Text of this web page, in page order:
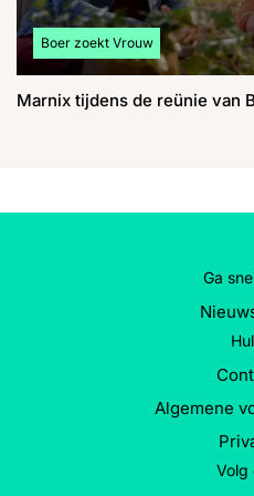
Bekijk meer artikelen over:
Boer zoekt Vrouw
Marnix tijdens de reünie van
Ga
Algemene
Volg